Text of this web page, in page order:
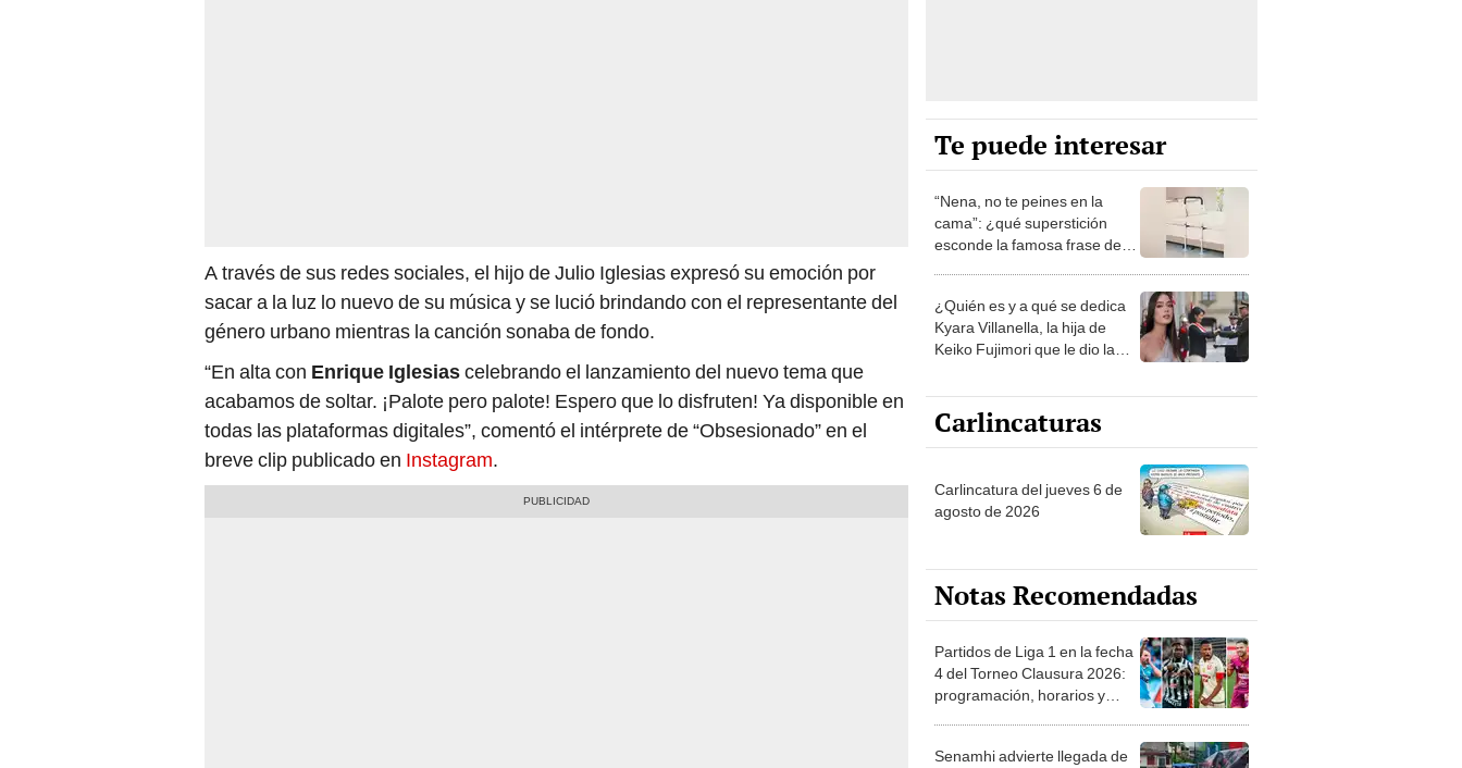
A través de sus redes sociales, el hijo de Julio Iglesias expresó su emoción por
sacar a la luz lo nuevo de su música y se lució brindando con el representante del
género urbano mientras la canción sonaba de fondo.
“En alta con Enrique Iglesiascelebrando el lanzamiento del nuevo tema que
acabamos de soltar. ¡Palote pero palote! Espero que lo disfruten! Ya disponible en
todas las plataformas digitales”, comentó el intérprete de “Obsesionado” en el
breve clip publicado en Instagram.
Te puede interesar
“Nena, no te peines en la
cama”: ¿qué superstición
esconde la famosa frase de
¿Quién es y a qué se dedica
Kyara Villanella, la hija de
Keiko Fujimori que le dio la
Carlincaturas
Carlincatura del jueves 6 de
agosto de 2026
Notas Recomendadas
Partidos de Liga 1 en la fecha
4 del Torneo Clausura 2026:
programación, horarios y
Senamhi advierte llegada de